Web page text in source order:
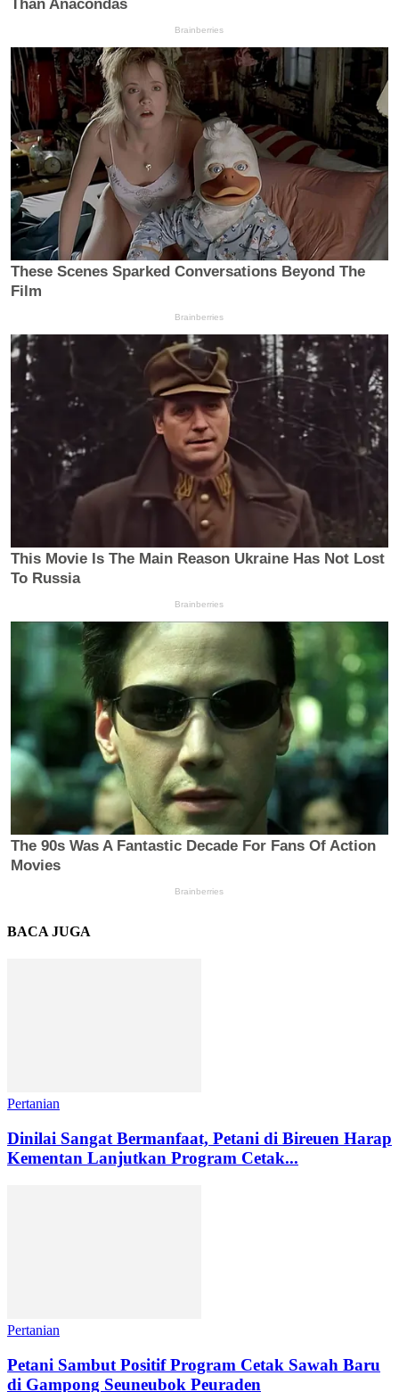
BACA JUGA
Pertanian
Dinilai Sangat Bermanfaat, Petani di Bireuen Harap
Kementan Lanjutkan Program Cetak...
Pertanian
Petani Sambut Positif Program Cetak Sawah Baru
di Gampong Seuneubok Peuraden